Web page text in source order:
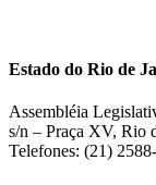
Estado do Rio de
Assembléia
s/n – Praça XV, Rio
Telefones: (21)